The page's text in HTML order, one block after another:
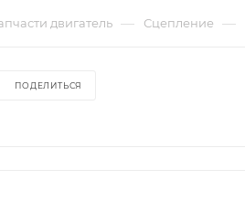
двигатель — Сцепление —
ПОДЕЛИТЬСЯ